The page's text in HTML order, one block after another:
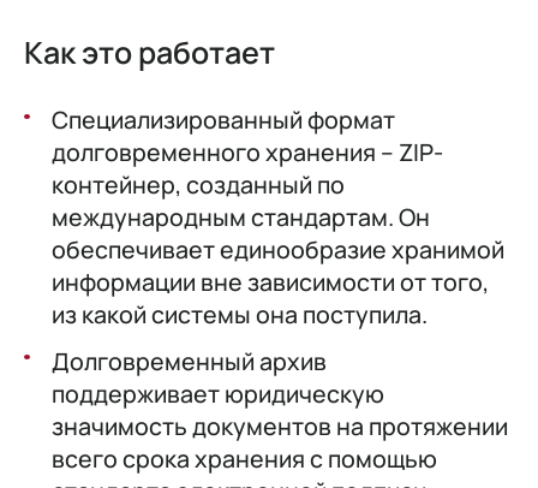
Как это работает
Специализированный формат
долговременного хранения – ZIP-
контейнер, созданный по
международным стандартам. Он
обеспечивает единообразие хранимой
информации вне зависимости от того,
из какой системы она поступила.
Долговременный архив
поддерживает юридическую
значимость документов на протяжении
всего срока хранения с помощью